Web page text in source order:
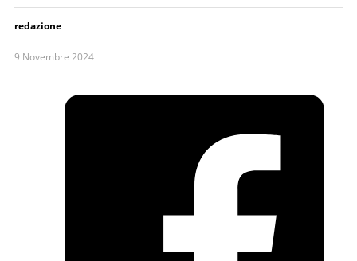
redazione
9 Novembre 2024